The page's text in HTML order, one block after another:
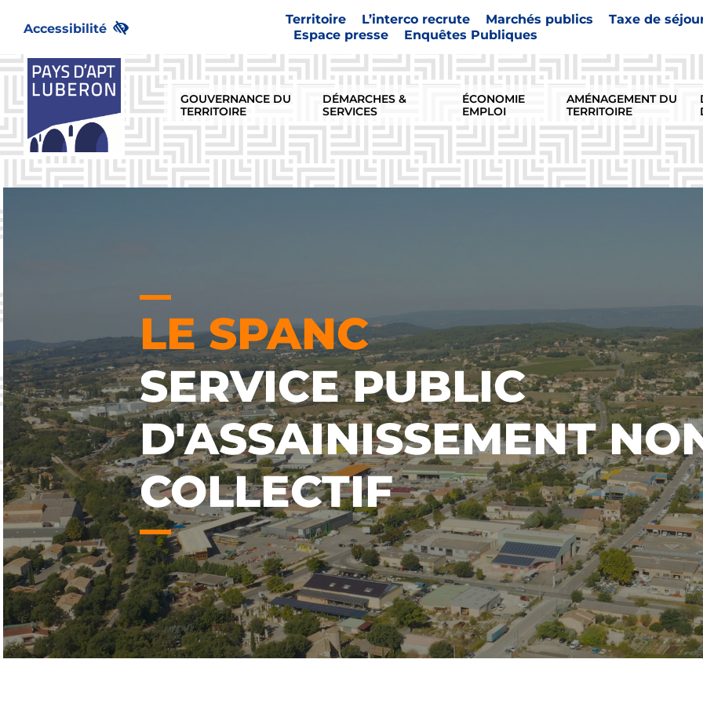
Accessibilité
Territoire L’interco recrute Marchés publics
Taxe de
Espace presse
Enquêtes Publiques
GOUVERNANCE DU
TERRITOIRE
DÉMARCHES &
SERVICES
ÉCONOMIE
EMPLOI
AMÉNAGEMENT DU
TERRITOIRE
LE SPANC
SERVICE PUBLIC
D'ASSAINISSEMENT
COLLECTIF